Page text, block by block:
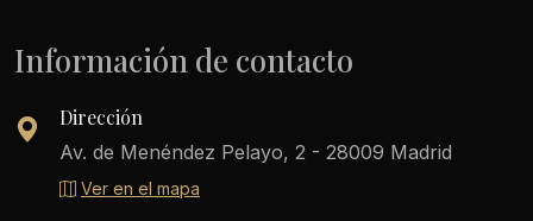
Información de contacto
Dirección
Av. de Menéndez Pelayo, 2 - 28009 Madrid
Ver en el mapa